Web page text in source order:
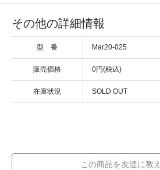
その他の詳細情報
型 番 Mar20-025
販売価格 0円(税込)
在庫状況 SOLD OUT
この商品を友達に教